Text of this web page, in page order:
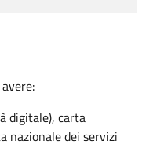
digitale), carta
nazionale dei servizi